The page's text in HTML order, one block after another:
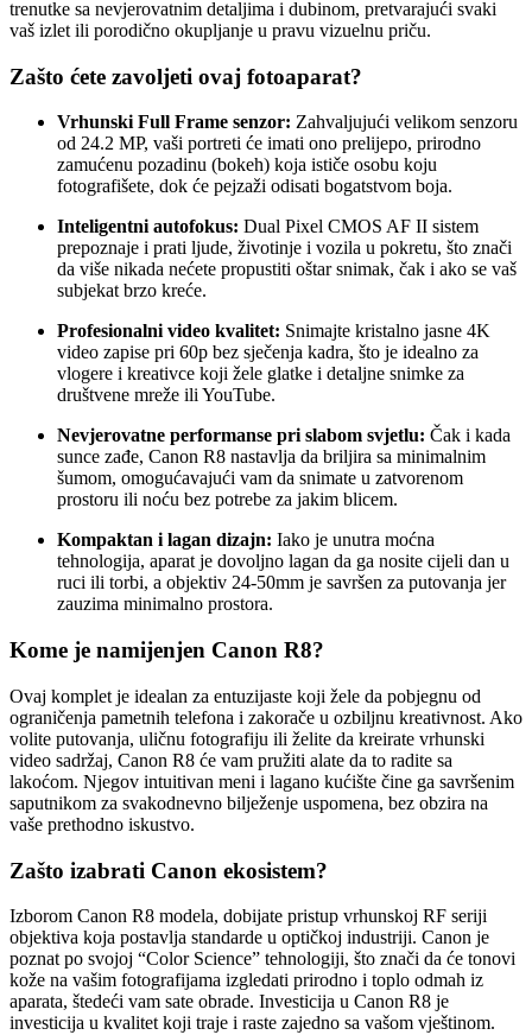
trenutke sa nevjerovatnim detaljima i dubinom, pretvarajući svaki
vaš izlet ili porodično okupljanje u pravu vizuelnu priču.
Zašto ćete zavoljeti ovaj fotoaparat?
Vrhunski Full Frame senzor: Zahvaljujući velikom senzoru
od 24.2 MP, vaši portreti će imati ono prelijepo, prirodno
zamućenu pozadinu (bokeh) koja ističe osobu koju
fotografišete, dok će pejzaži odisati bogatstvom boja.
Inteligentni autofokus: Dual Pixel CMOS AF II sistem
prepoznaje i prati ljude, životinje i vozila u pokretu, što znači
da više nikada nećete propustiti oštar snimak, čak i ako se vaš
subjekat brzo kreće.
Profesionalni video kvalitet: Snimajte kristalno jasne 4K
video zapise pri 60p bez sječenja kadra, što je idealno za
vlogere i kreativce koji žele glatke i detaljne snimke za
društvene mreže ili YouTube.
Nevjerovatne performanse pri slabom svjetlu: Čak i kada
sunce zađe, Canon R8 nastavlja da briljira sa minimalnim
šumom, omogućavajući vam da snimate u zatvorenom
prostoru ili noću bez potrebe za jakim blicem.
Kompaktan i lagan dizajn: Iako je unutra moćna
tehnologija, aparat je dovoljno lagan da ga nosite cijeli dan u
ruci ili torbi, a objektiv 24-50mm je savršen za putovanja jer
zauzima minimalno prostora.
Kome je namijenjen Canon R8?
Ovaj komplet je idealan za entuzijaste koji žele da pobjegnu od
ograničenja pametnih telefona i zakorače u ozbiljnu kreativnost. Ako
volite putovanja, uličnu fotografiju ili želite da kreirate vrhunski
video sadržaj, Canon R8 će vam pružiti alate da to radite sa
lakoćom. Njegov intuitivan meni i lagano kućište čine ga savršenim
saputnikom za svakodnevno bilježenje uspomena, bez obzira na
vaše prethodno iskustvo.
Zašto izabrati Canon ekosistem?
Izborom Canon R8 modela, dobijate pristup vrhunskoj RF seriji
objektiva koja postavlja standarde u optičkoj industriji. Canon je
poznat po svojoj “Color Science” tehnologiji, što znači da će tonovi
kože na vašim fotografijama izgledati prirodno i toplo odmah iz
aparata, štedeći vam sate obrade. Investicija u Canon R8 je
investicija u kvalitet koji traje i raste zajedno sa vašom vještinom.